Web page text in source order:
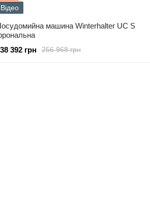
Відео
машина Winterhalter UC S
256 968 грн
392 грн